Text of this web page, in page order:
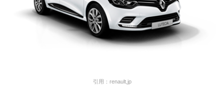
引用：renault,jp